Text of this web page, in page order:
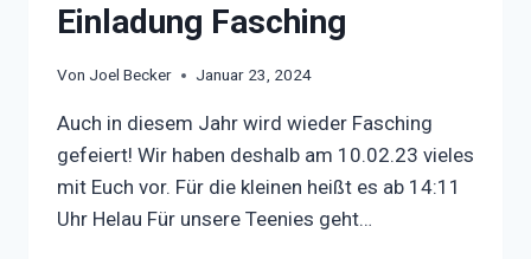
Einladung Fasching
Von Joel Becker Januar 23, 2024
Auch in diesem Jahr wird wieder Fasching
gefeiert! Wir haben deshalb am 10.02.23 vieles
mit Euch vor. Für die kleinen heißt es ab 14:11
Uhr Helau Für unsere Teenies geht…